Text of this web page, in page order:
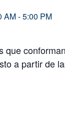
AM-5:00 PM
que
a partir de